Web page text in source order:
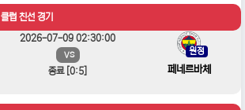
클럽 친선 경기
2026-07-09 02:30:00
VS
종료 [0:5]
원정
페네르바체